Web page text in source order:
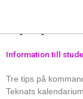
Tips på
Information till
Tre tips på
Teknats